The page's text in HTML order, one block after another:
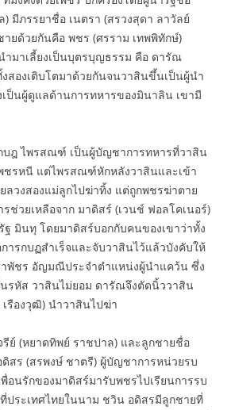
มีภรรยาชื่อ เนตรา (สรวงสุดา ลาวัลย์
ายด้วยกันคือ พชร (ศรราม เทพพิทักษ์)
มาเลี้ยงเป็นบุตรบุญธรรม คือ ดารัณ
สองเติบโตมาด้วยกันจนวาสินขึ้นเป็นผู้นำ
ป็นผู้ดูแลด้านการทหารของมินาลิน เขามี
บฎ ไพรสณฑ์ เป็นผู้บัญชาการทหารที่วาสิน
ชรหนี แต่ไพรสณฑ์หักหลังวาสินและเข้า
ลวงสองแม่ลูกไปฆ่าทิ้ง แต่ถูกพชรฆ่าตาย
ช่วยเหลือจาก มาดิสร์ (เวนช์ ฟอลโคเนอร์)
ฐ มินทุ โดยมาดิสร์บอกกับคนของเขาว่าทั้ง
ารกบฏสำเร็จและจับวาสินไว้แล้วบังคับให้
าพัชร อัญมณีประจำตำแหน่งผู้นำแคว้น ซึ่ง
รหัส วาสินไม่ยอม ดารัณจึงตัดนิ้ววาสิน
รืองวุฒิ) นำวาสินไปฆ่า
ย์ (หยาดทิพย์ ราชปาล) และลูกชายชื่อ
สร (สรพงษ์ ชาตรี) ผู้บัญชาการหน่วยรบ
อนรักของมาดิสร์มารับพชรไปเรียนการรบ
ประเทศไทยในนาม ชวิน อดิสรมีลูกชายที่